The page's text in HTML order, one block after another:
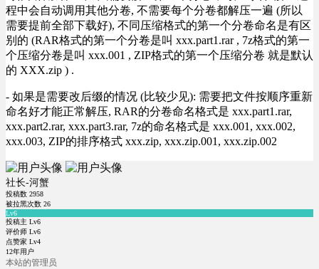
程中会自动调用其他分卷, 不需要每个分卷都解压一遍 (所以
需要提前全部下载好), 不同压缩格式的第一个分卷命名是有区
别的 (RAR格式的第一个分卷是叫 xxx.part1.rar , 7z格式的第一
个压缩分卷是叫 xxx.001 , ZIP格式的第一个压缩分卷 就是默认
的 XXX.zip ) .
- 如果是需要改后缀的情况 (比较少见): 需要把文件按顺序重新
命名好才能正常解压, RAR的分卷命名格式是 xxx.part1.rar,
xxx.part2.rar, xxx.part3.rar, 7z的命名格式是 xxx.001, xxx.002,
xxx.003, ZIP的排序格式 xxx.zip, xxx.zip.001, xxx.zip.002
社长-河蟹
投稿数 2958
被拉黑次数 26
Lv6
投稿主 Lv6
评价师 Lv6
点赞家 Lv4
12年用户
本站的管理员